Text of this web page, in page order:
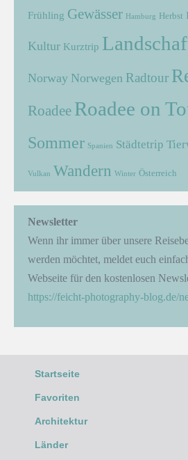
Frühling Gewässer Hamburg Herbst
Kultur Kurztrip
Norway Norwegen Radtour
Roadee Roadee on
Sommer Spanien Städtetrip
Vulkan Wandern Winter Österreich
Newsletter
Wenn ihr immer über unsere
werden möchtet, meldet euch
Webseite für den kostenlosen
https://feicht-photography-blog.de/
Startseite
Favoriten
Architektur
Länder